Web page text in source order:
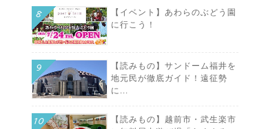
【イベント】あわらのぶどう園
に行こう！
【読みもの】サンドーム福井を
地元民が徹底ガイド！遠征勢
に...
【読みもの】越前市・武生楽市